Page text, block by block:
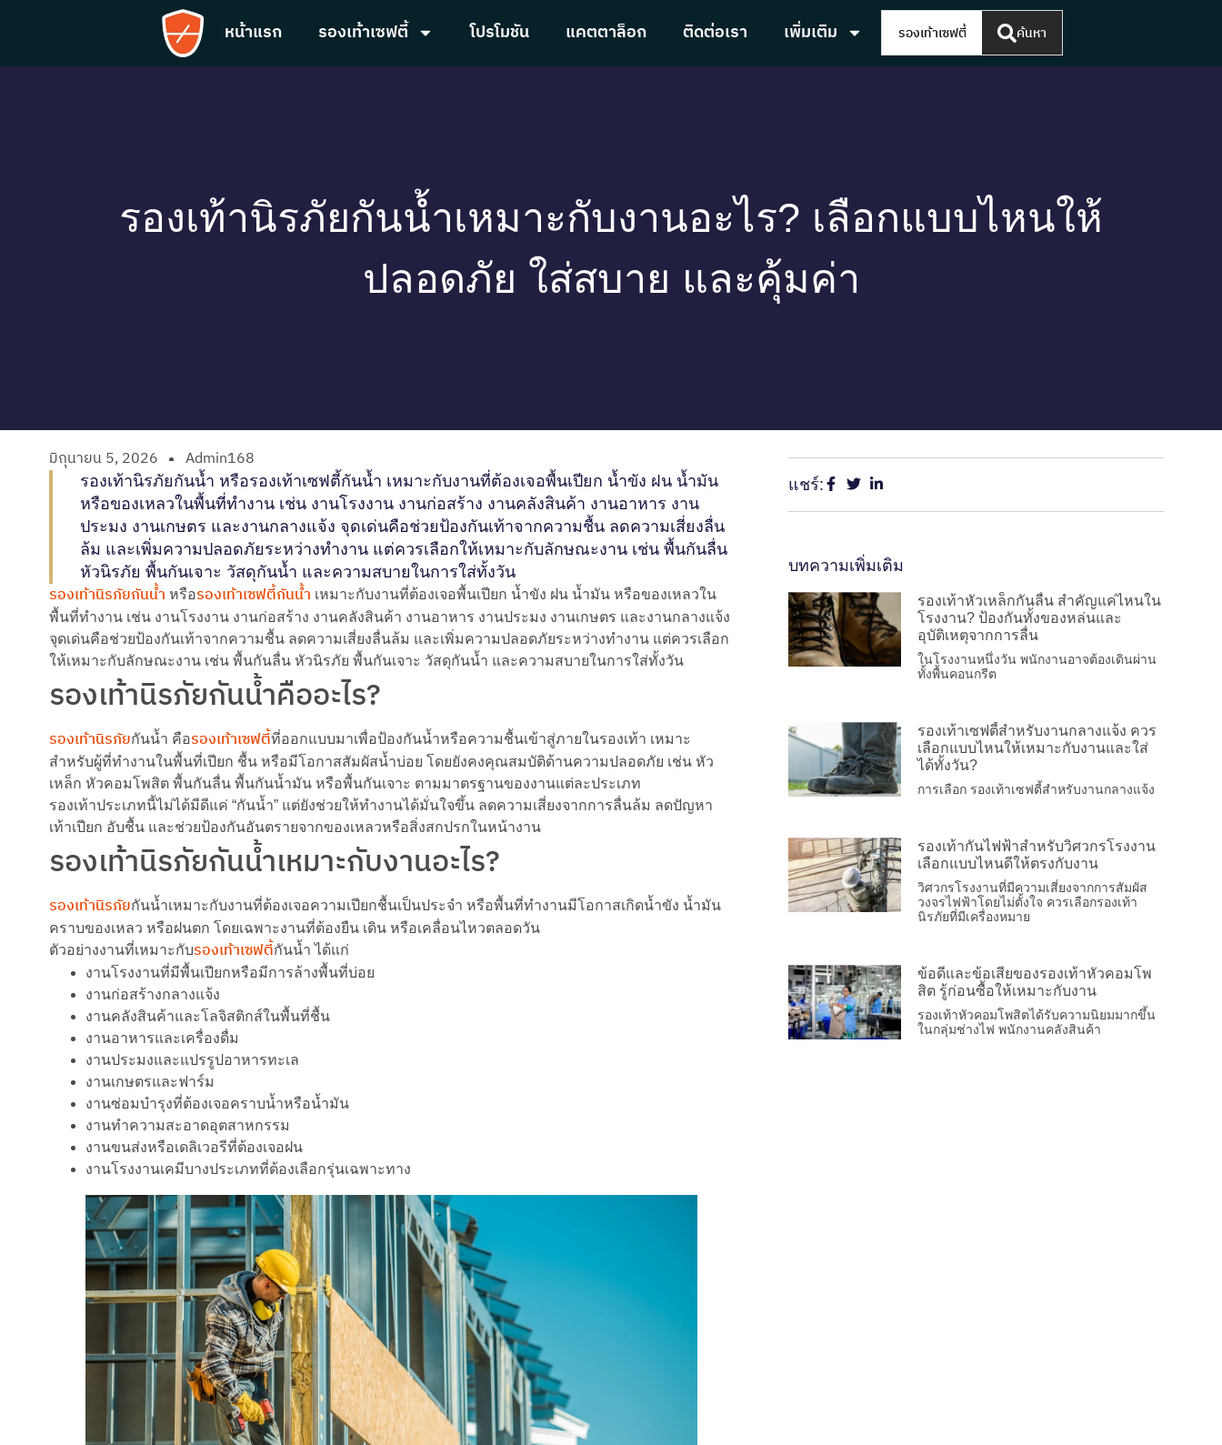
หน้าแรก รองเท้าเซฟตี้ โปรโมชัน แคตตาล็อก ติดต่อเรา เพิ่มเติม ค้นหา
รองเท้านิรภัยกันน้ำเหมาะกับงานอะไร? เลือกแบบไหนให้
ปลอดภัย ใส่สบาย และคุ้มค่า
มิถุนายน 5, 2026 Admin168
รองเท้านิรภัยกันน้ำ หรือรองเท้าเซฟตี้กันน้ำ เหมาะกับงานที่ต้องเจอพื้นเปียก น้ำขัง ฝน น้ำมัน
หรือของเหลวในพื้นที่ทำงาน เช่น งานโรงงาน งานก่อสร้าง งานคลังสินค้า งานอาหาร งาน
ประมง งานเกษตร และงานกลางแจ้ง จุดเด่นคือช่วยป้องกันเท้าจากความชื้น ลดความเสี่ยงลื่น
ล้ม และเพิ่มความปลอดภัยระหว่างทำงาน แต่ควรเลือกให้เหมาะกับลักษณะงาน เช่น พื้นกันลื่น
หัวนิรภัย พื้นกันเจาะ วัสดุกันน้ำ และความสบายในการใส่ทั้งวัน
รองเท้านิรภัยกันน้ำ หรือรองเท้าเซฟตี้กันน้ำ เหมาะกับงานที่ต้องเจอพื้นเปียก น้ำขัง ฝน น้ำมัน หรือของเหลวใน
พื้นที่ทำงาน เช่น งานโรงงาน งานก่อสร้าง งานคลังสินค้า งานอาหาร งานประมง งานเกษตร และงานกลางแจ้ง
จุดเด่นคือช่วยป้องกันเท้าจากความชื้น ลดความเสี่ยงลื่นล้ม และเพิ่มความปลอดภัยระหว่างทำงาน แต่ควรเลือก
ให้เหมาะกับลักษณะงาน เช่น พื้นกันลื่น หัวนิรภัย พื้นกันเจาะ วัสดุกันน้ำ และความสบายในการใส่ทั้งวัน
รองเท้านิรภัยกันน้ำคืออะไร?
รองเท้านิรภัยกันน้ำ คือรองเท้าเซฟตี้ที่ออกแบบมาเพื่อป้องกันน้ำหรือความชื้นเข้าสู่ภายในรองเท้า เหมาะ
สำหรับผู้ที่ทำงานในพื้นที่เปียก ชื้น หรือมีโอกาสสัมผัสน้ำบ่อย โดยยังคงคุณสมบัติด้านความปลอดภัย เช่น หัว
เหล็ก หัวคอมโพสิต พื้นกันลื่น พื้นกันน้ำมัน หรือพื้นกันเจาะ ตามมาตรฐานของงานแต่ละประเภท
รองเท้าประเภทนี้ไม่ได้มีดีแค่ “กันน้ำ” แต่ยังช่วยให้ทำงานได้มั่นใจขึ้น ลดความเสี่ยงจากการลื่นล้ม ลดปัญหา
เท้าเปียก อับชื้น และช่วยป้องกันอันตรายจากของเหลวหรือสิ่งสกปรกในหน้างาน
รองเท้านิรภัยกันน้ำเหมาะกับงานอะไร?
รองเท้านิรภัยกันน้ำเหมาะกับงานที่ต้องเจอความเปียกชื้นเป็นประจำ หรือพื้นที่ทำงานมีโอกาสเกิดน้ำขัง น้ำมัน
คราบของเหลว หรือฝนตก โดยเฉพาะงานที่ต้องยืน เดิน หรือเคลื่อนไหวตลอดวัน
ตัวอย่างงานที่เหมาะกับรองเท้าเซฟตี้กันน้ำ ได้แก่
งานโรงงานที่มีพื้นเปียกหรือมีการล้างพื้นที่บ่อย
งานก่อสร้างกลางแจ้ง
งานคลังสินค้าและโลจิสติกส์ในพื้นที่ชื้น
งานอาหารและเครื่องดื่ม
งานประมงและแปรรูปอาหารทะเล
งานเกษตรและฟาร์ม
งานซ่อมบำรุงที่ต้องเจอคราบน้ำหรือน้ำมัน
งานทำความสะอาดอุตสาหกรรม
งานขนส่งหรือเดลิเวอรีที่ต้องเจอฝน
งานโรงงานเคมีบางประเภทที่ต้องเลือกรุ่นเฉพาะทาง
แชร์:
บทความเพิ่มเติม
รองเท้าหัวเหล็กกันลื่น สำคัญแค่ไหนใน
โรงงาน? ป้องกันทั้งของหล่นและ
อุบัติเหตุจากการลื่น
ในโรงงานหนึ่งวัน พนักงานอาจต้องเดินผ่าน
ทั้งพื้นคอนกรีต
รองเท้าเซฟตี้สำหรับงานกลางแจ้ง ควร
เลือกแบบไหนให้เหมาะกับงานและใส่
ได้ทั้งวัน?
การเลือก รองเท้าเซฟตี้สำหรับงานกลางแจ้ง
รองเท้ากันไฟฟ้าสำหรับวิศวกรโรงงาน
เลือกแบบไหนดีให้ตรงกับงาน
วิศวกรโรงงานที่มีความเสี่ยงจากการสัมผัส
วงจรไฟฟ้าโดยไม่ตั้งใจ ควรเลือกรองเท้า
นิรภัยที่มีเครื่องหมาย
ข้อดีและข้อเสียของรองเท้าหัวคอมโพ
สิต รู้ก่อนซื้อให้เหมาะกับงาน
รองเท้าหัวคอมโพสิตได้รับความนิยมมากขึ้น
ในกลุ่มช่างไฟ พนักงานคลังสินค้า